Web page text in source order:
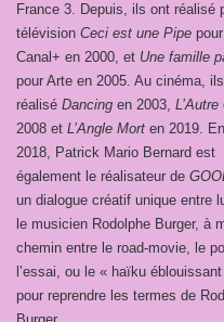
France 3. Depuis, ils ont réalisé
télévision Ceci est une Pipe pour
Canal+ en 2000, et Une famille
pour Arte en 2005. Au cinéma,
réalisé Dancing en 2003, L’Autre
2008 et L’Angle Mort en 2019. En
2018, Patrick Mario Bernard est
également le réalisateur de
un dialogue créatif unique entre
le musicien Rodolphe Burger, à
chemin entre le road-movie, le
l’essai, ou le « haïku
pour reprendre les termes de